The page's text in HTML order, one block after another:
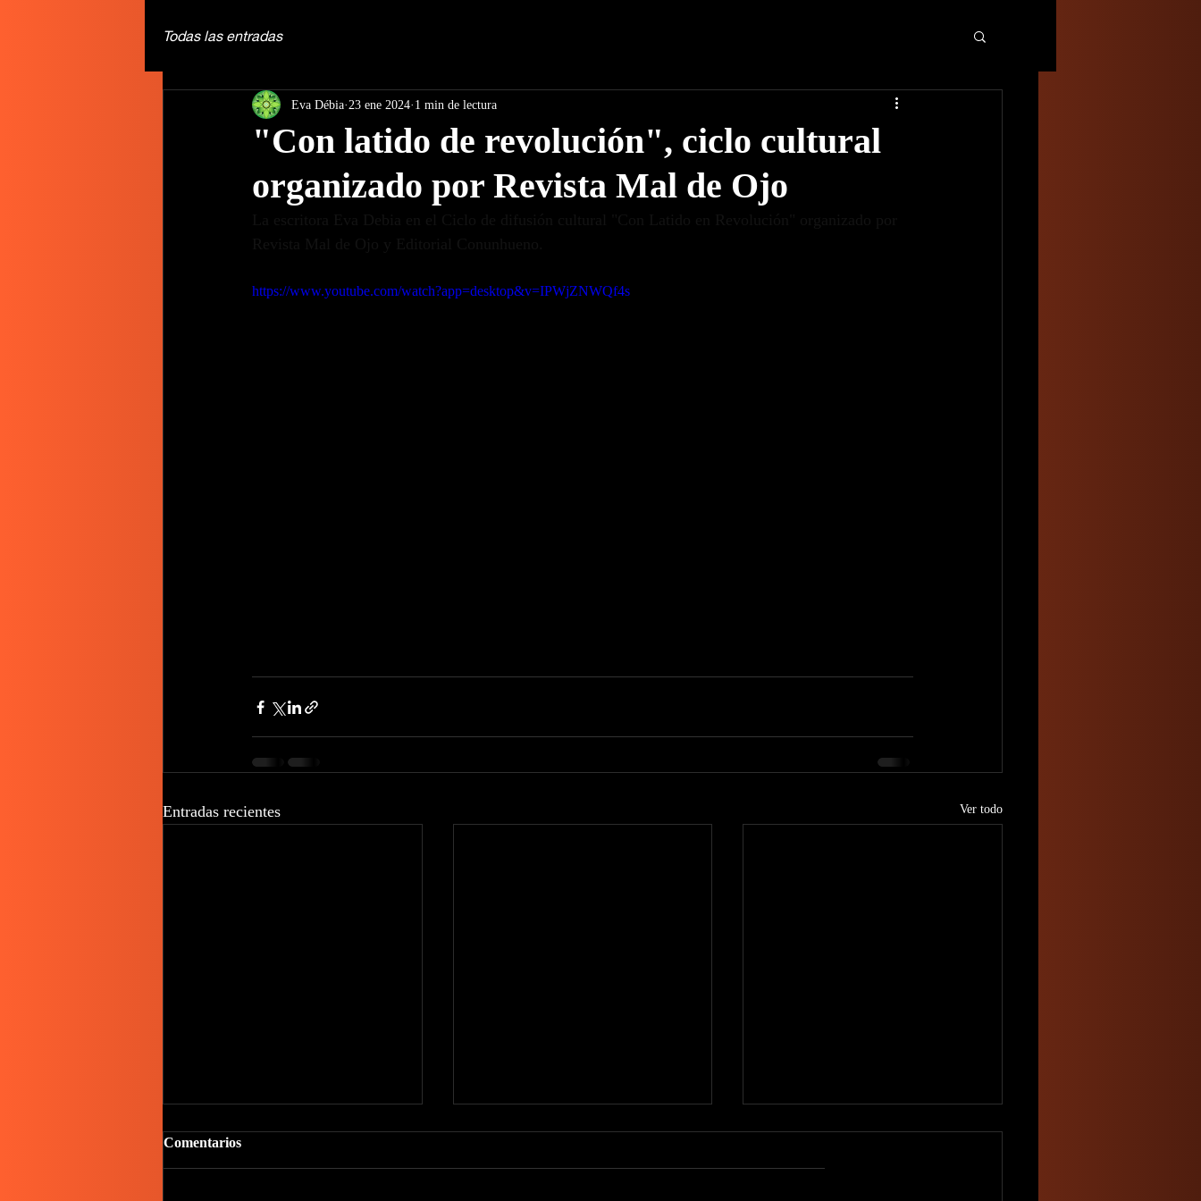
Todas las entradas
"Con latido de revolución", ciclo cultural
organizado por Revista Mal de Ojo
Eva Débia 23 ene 2024 1 min de lectura
https://www.youtube.com/watch?app=desktop&v=IPWjZNWQf4s
Entradas recientes Ver todo
Comentarios